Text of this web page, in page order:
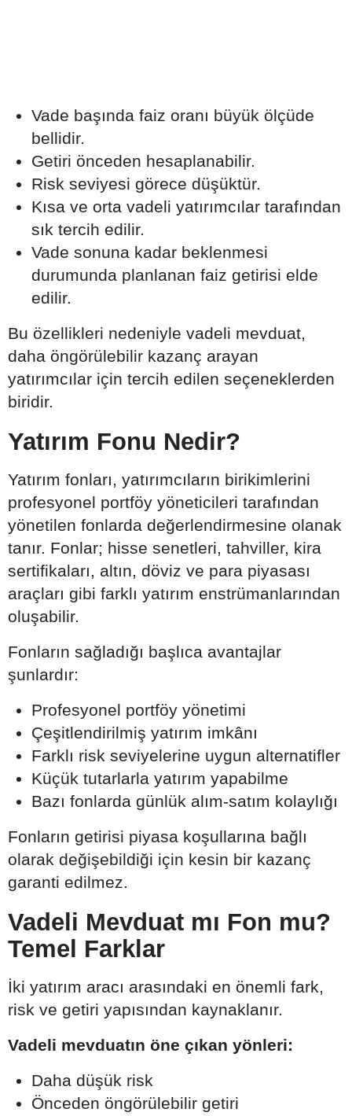
Vade başında faiz oranı büyük ölçüde
bellidir.
Getiri önceden hesaplanabilir.
Risk seviyesi görece düşüktür.
Kısa ve orta vadeli yatırımcılar tarafından
sık tercih edilir.
Vade sonuna kadar beklenmesi
durumunda planlanan faiz getirisi elde
edilir.
Bu özellikleri nedeniyle vadeli mevduat,
daha öngörülebilir kazanç arayan
yatırımcılar için tercih edilen seçeneklerden
biridir.
Yatırım Fonu Nedir?
Yatırım fonları, yatırımcıların birikimlerini
profesyonel portföy yöneticileri tarafından
yönetilen fonlarda değerlendirmesine olanak
tanır. Fonlar; hisse senetleri, tahviller, kira
sertifikaları, altın, döviz ve para piyasası
araçları gibi farklı yatırım enstrümanlarından
oluşabilir.
Fonların sağladığı başlıca avantajlar
şunlardır:
Profesyonel portföy yönetimi
Çeşitlendirilmiş yatırım imkânı
Farklı risk seviyelerine uygun alternatifler
Küçük tutarlarla yatırım yapabilme
Bazı fonlarda günlük alım-satım kolaylığı
Fonların getirisi piyasa koşullarına bağlı
olarak değişebildiği için kesin bir kazanç
garanti edilmez.
Vadeli Mevduat mı Fon mu?
Temel Farklar
İki yatırım aracı arasındaki en önemli fark,
risk ve getiri yapısından kaynaklanır.
Vadeli mevduatın öne çıkan yönleri:
Daha düşük risk
Önceden öngörülebilir getiri